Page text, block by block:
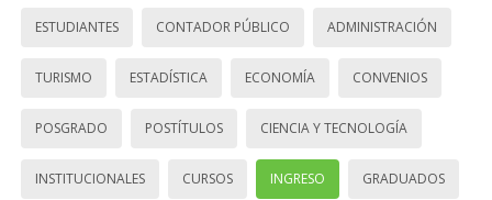
ESTUDIANTES CONTADOR PÚBLICO ADMINISTRACIÓN
TURISMO ESTADÍSTICA ECONOMÍA CONVENIOS
POSGRADO POSTÍTULOS CIENCIA Y TECNOLOGÍA
INSTITUCIONALES CURSOS INGRESO GRADUADOS